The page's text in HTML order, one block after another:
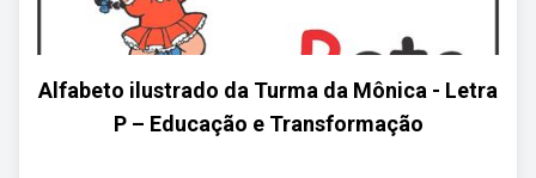
Alfabeto ilustrado da Turma da Mônica - Letra
P – Educação e Transformação